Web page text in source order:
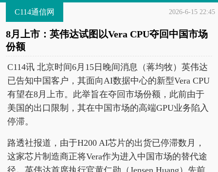
C114通信网 2026-6-15 22:45
8月上市：英伟达试图以Vera CPU夺回中国市场
份额
C114讯 北京时间6月15日晚间消息（蒋均牧）英伟达
已告知中国客户，其面向AI数据中心的新型Vera CPU
有望在8月上市。此举旨在夺回市场份额，此前由于
美国的出口限制，其在中国市场的高端GPU业务陷入
停滞。
路透社报道，由于H200 AI芯片的出货已停滞数月，
这家芯片制造商正将Vera作为进入中国市场的替代途
径。英伟达首席执行官黄仁勋（Jensen Huang）先前